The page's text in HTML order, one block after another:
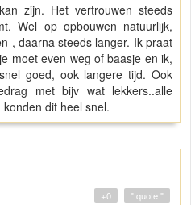
zijn. Het vertrouwen steeds
Wel op opbouwen natuurlijk,
, daarna steeds langer. Ik praat
moet even weg of baasje en ik,
goed, ook langere tijd. Ook
met bijv wat lekkers..alle
dit heel snel.
" quote "
+0